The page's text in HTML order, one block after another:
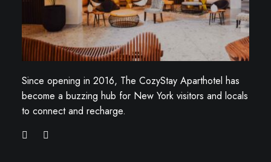
Since opening in 2016, The CozyStay Aparthotel has
become a buzzing hub for New York visitors and locals
to connect and recharge.